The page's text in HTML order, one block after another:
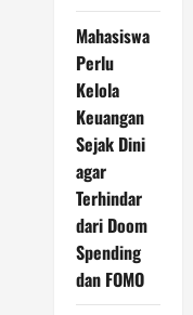
Mahasiswa
Perlu
Kelola
Keuangan
Sejak Dini
agar
Terhindar
dari Doom
Spending
dan FOMO